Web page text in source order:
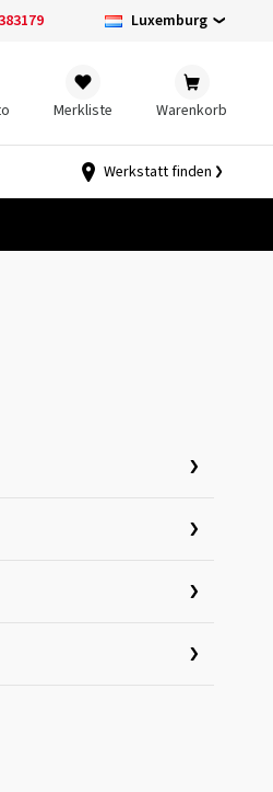
Luxemburg
Merkliste Warenkorb
Werkstatt finden